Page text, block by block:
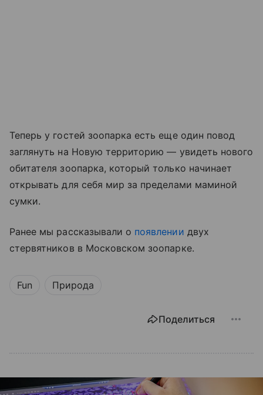
Теперь у гостей зоопарка есть еще один повод
заглянуть на Новую территорию — увидеть нового
обитателя зоопарка, который только начинает
открывать для себя мир за пределами маминой
сумки.
Ранее мы рассказывали о появлении двух
стервятников в Московском зоопарке.
Fun Природа
Поделиться